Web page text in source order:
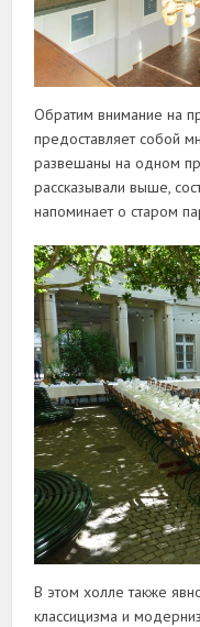
Обратим внимание на
предоставляет собой
развешаны на одном
рассказывали выше,
напоминает о старом
В этом холле также
классицизма и